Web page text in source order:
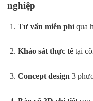
nghiệp
Tư vấn miễn phíqua
Khảo sát thực tếtại
Concept design 3